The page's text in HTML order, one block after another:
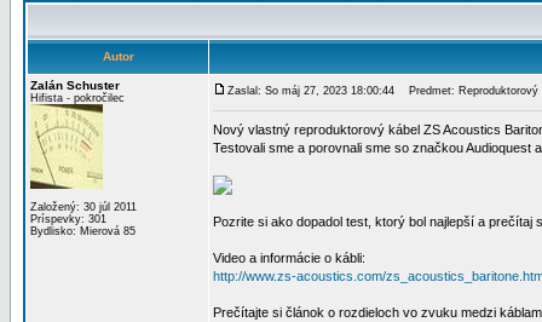
Autor
Zalán Schuster
Hifista - pokročilec
Založený: 30 júl 2011
Príspevky: 301
Bydlisko: Mierová 85
Zaslal: So máj 27, 2023 18:00:44 Predmet: Reproduktorový
Nový vlastný reproduktorový kábel ZS Acoustics
Testovali sme a porovnali sme so značkou Audioquest
Pozrite si ako dopadol test, ktorý bol najlepší a prečítaj
Video a informácie o kábli:
http://www.zs-acoustics.com/
Prečítajte si článok o rozdieloch vo zvuku medzi